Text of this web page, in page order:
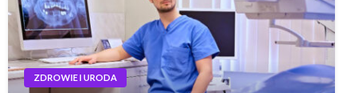
ZDROWIE I URODA